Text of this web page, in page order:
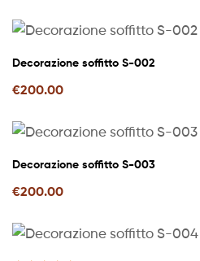
Decorazione soffitto S-002
€200.00
Decorazione soffitto S-003
€200.00